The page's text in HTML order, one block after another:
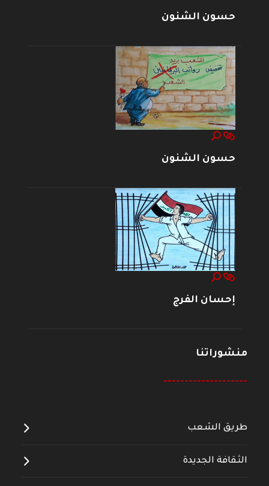
حسون الشنون
حسون الشنون
إحسان الفرج
منشوراتنا
--------------------
طريق الشعب
الثقافة الجديدة